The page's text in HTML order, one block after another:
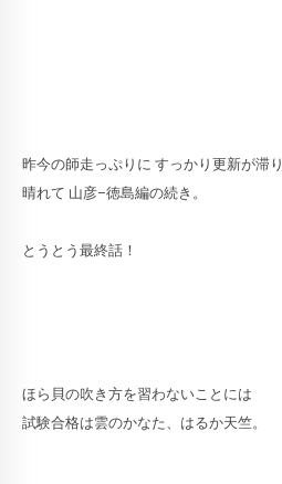
昨今の師走っぷりに すっかり更新が滞
晴れて 山彦−徳島編の続き。
とうとう最終話！
ほら貝の吹き方を習わないことには
試験合格は雲のかなた、はるか天竺。